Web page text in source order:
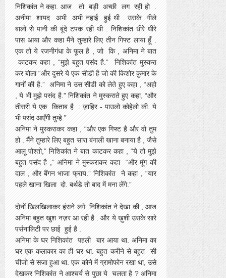
निशिकांत ने कहा. आज तो बड़ी अच्छी लग रही हो .
अनीमा शायद अभी अभी नहाई हुई थी . उसके गीले
बालो से पानी की बूंदे टपक रही थी . निशिकांत धीरे धीरे
पास आया और कहा मैंने तुम्हारे लिए तीन गिफ्ट लाया हूँ .
एक तो ये रजनीगंधा के फूल है , जो कि , अनिमा ने बात
काटकर कहा , “मुझे बहुत पसंद है.” निशिकांत मुस्करा
कर बोला “और दुसरे ये एक सीडी है जो की किशोर कुमार के
गानों की है.” अनिमा ने उस सीडी को लेते हुए कहा , “अहो
, ये भी मुझे पसंद है.” निशिकांत ने मुस्कराते हुए कहा, “और
तीसरी ये एक किताब है : ज़ाहिर - पाउलो कोहेलो की. ये
भी पसंद आएँगी तुम्हे.”
अनिमा ने मुस्कराकर कहा , “और एक गिफ्ट है और वो तुम
हो . मैंने तुम्हारे लिए बहुत सारा बंगाली खाना बनाया है , जैसे
आलू पोश्तो,” निशिकांत ने बात काटकर कहा , “ये तो मुझे
बहुत पसंद है ,” अनिमा ने मुस्कराकर कहा “और मूंग की
दाल , और बैंगन भाजा फ्राय.” निशिकांत ने कहा , “यार
पहले खाना खिला दो. बर्थडे तो बाद में मना लेंगे.”
दोनों खिलखिलाकर हंसने लगे. निशिकांत ने देखा की , आज
अनिमा बहुत खुश नज़र आ रही है . और ये ख़ुशी उसके सारे
पर्सनालिटी पर छाई हुई है .
अनिमा के घर निशिकांत पहली बार आया था. अनिमा का
घर एक कलाकार का ही घर था. बहुत करीने से बहुत सी
चीजो से सजा हुआ था. एक कोने में ग्रामोफोन रखा था, उसे
देखकर निशिकांत ने आश्चर्य से पुछा ये चलता है ? अनिमा